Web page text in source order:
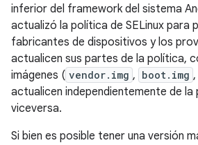
inferior del framework del sistema
actualizó la política de SELinux para
fabricantes de dispositivos y los
actualicen sus partes de la política,
imágenes ( vendor.img , boot.img
actualicen independientemente de
viceversa.
Si bien es posible tener una versión